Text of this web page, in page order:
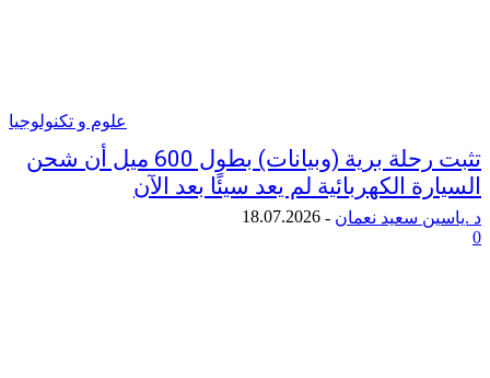
علوم و تكنولوجيا
تثبت رحلة برية (وبيانات) بطول 600 ميل أن شحن
الكهربائية لم يعد سيئًا بعد الآن
سعيد نعمان -
18.07.2026